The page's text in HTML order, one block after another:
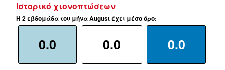
Ιστορικό χιονοπτώσεων
Η 2 εβδομάδα του μήνα August έχει μέσο όρο:
0.0 0.0 0.0